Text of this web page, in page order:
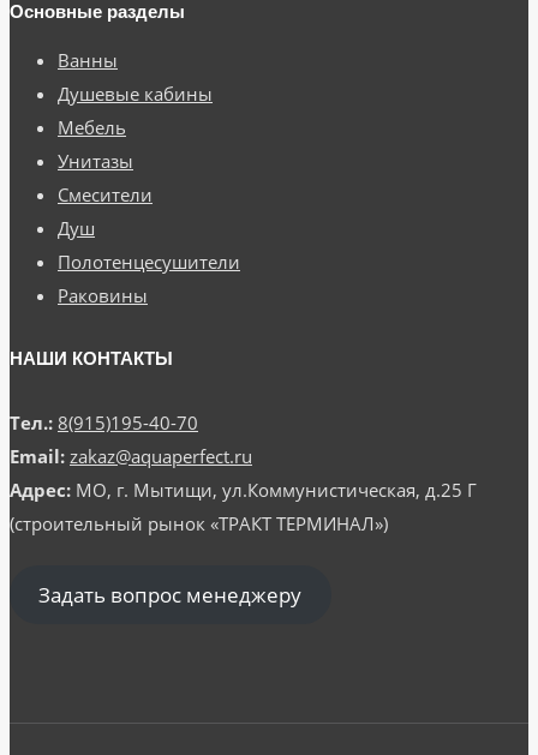
Основные разделы
Ванны
Душевые кабины
Мебель
Унитазы
Смесители
Душ
Полотенцесушители
Раковины
НАШИ КОНТАКТЫ
Тел.: 8(915)195-40-70
Email: zakaz@aquaperfect.ru
Адрес: МО, г. Мытищи, ул.Коммунистическая, д.25 Г
(строительный рынок «ТРАКТ ТЕРМИНАЛ»)
Задать вопрос менеджеру